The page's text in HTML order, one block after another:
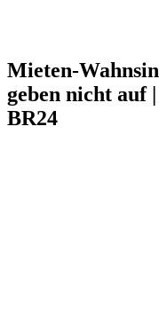
Mieten-
geben nicht auf
BR24